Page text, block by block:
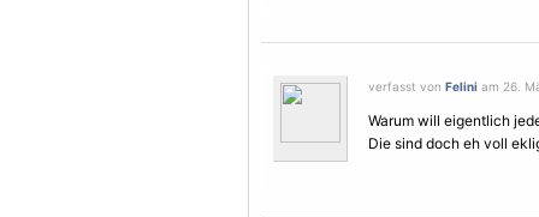
verfasst von Felini am 26.
Warum will eigentlich
Die sind doch eh voll